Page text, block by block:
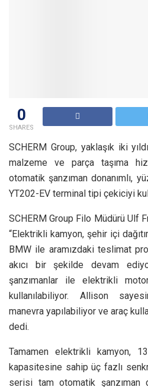
0
SHARES
SCHERM Group, yaklaşık iki
malzeme ve parça taşıma
otomatik şanzıman donanımlı,
YT202-EV terminal tipi çekiciyi
SCHERM Group Filo Müdürü Ulf
“Elektrikli kamyon, şehir içi
BMW ile aramızdaki teslimat
akıcı bir şekilde devam
şanzımanlar ile elektrikli
kullanılabiliyor. Allison
manevra yapılabiliyor ve araç
dedi.
Tamamen elektrikli kamyon,
kapasitesine sahip üç fazlı
serisi tam otomatik şanzıman